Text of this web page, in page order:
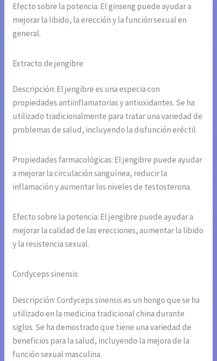
Efecto sobre la potencia: El ginseng puede ayudar a
mejorar la libido, la erección y la función sexual en
general.
Extracto de jengibre
Descripción: El jengibre es una especia con
propiedades antiinflamatorias y antioxidantes. Se ha
utilizado tradicionalmente para tratar una variedad de
problemas de salud, incluyendo la disfunción eréctil.
Propiedades farmacológicas: El jengibre puede ayudar
a mejorar la circulación sanguínea, reducir la
inflamación y aumentar los niveles de testosterona.
Efecto sobre la potencia: El jengibre puede ayudar a
mejorar la calidad de las erecciones, aumentar la libido
y la resistencia sexual.
Cordyceps sinensis
Descripción: Cordyceps sinensis es un hongo que se ha
utilizado en la medicina tradicional china durante
siglos. Se ha demostrado que tiene una variedad de
beneficios para la salud, incluyendo la mejora de la
función sexual masculina.